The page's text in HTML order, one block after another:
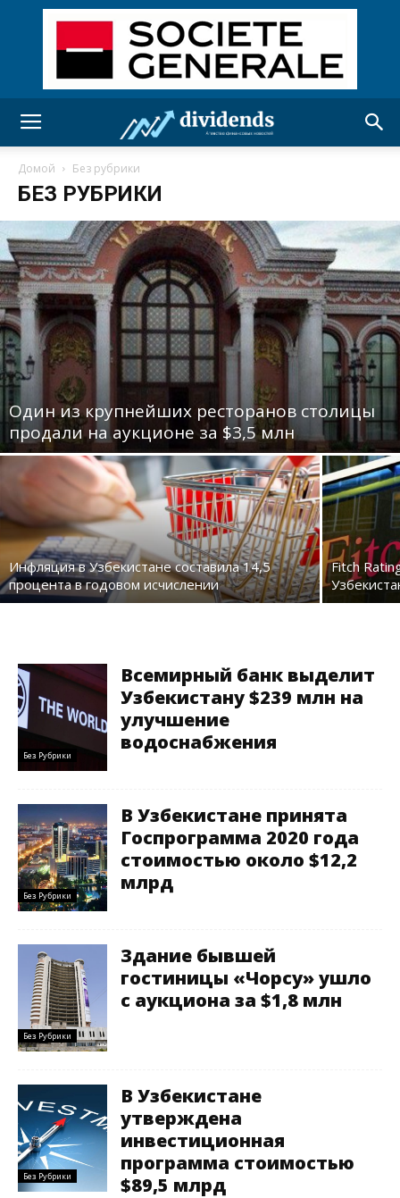
Домой Без рубрики
БЕЗ РУБРИКИ
Один из крупнейших ресторанов столицы
продали на аукционе за $3,5 млн
Инфляция в Узбекистане составила 14,5
процента в годовом исчислении
Fitch
Без Рубрики
Всемирный банк выделит
Узбекистану $239 млн на
улучшение
водоснабжения
Без Рубрики
В Узбекистане принята
Госпрограмма 2020 года
стоимостью около $12,2
млрд
Без Рубрики
Здание бывшей
гостиницы «Чорсу» ушло
с аукциона за $1,8 млн
Без Рубрики
В Узбекистане
утверждена
инвестиционная
программа стоимостью
$89,5 млрд